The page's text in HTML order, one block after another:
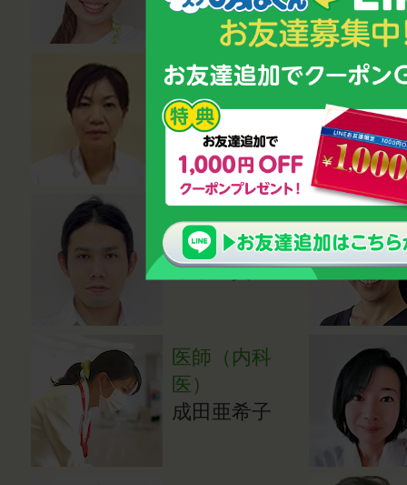
医学博士
小川登志子
熱中症対策ア
ドバイザー
岸本強資
医師（内科
医）
成田亜希子